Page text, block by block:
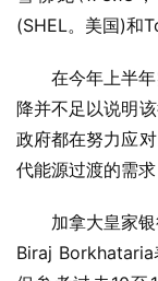
(SHEL。美国)和
在今年上半
降并不足以说明
政府都在努力应
代能源过渡的需
加拿大皇家
Biraj Borkhataria